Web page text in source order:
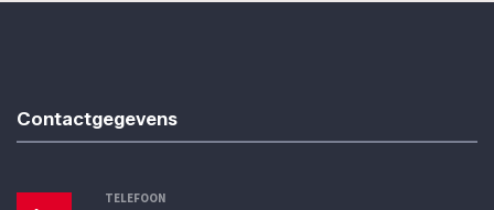
Contactgegevens
TELEFOON